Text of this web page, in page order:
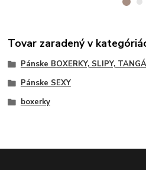
Tovar zaradený v
Pánske BOXERKY, SLIPY, TANGÁ
Pánske SEXY
boxerky